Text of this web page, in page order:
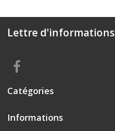
Lettre d'informations
Catégories
Informations